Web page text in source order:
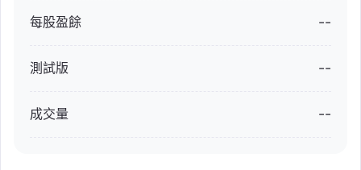
每股盈餘 --
測試版 --
成交量 --